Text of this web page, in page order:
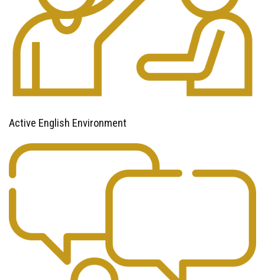
Active English Environment